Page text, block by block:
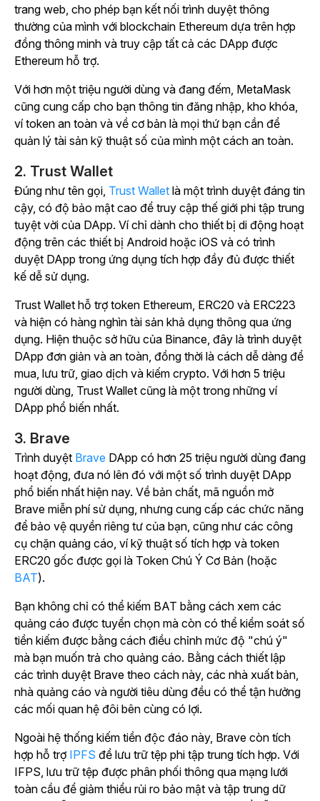
trang web, cho phép bạn kết nối trình duyệt thông
thường của mình với blockchain Ethereum dựa trên hợp
đồng thông minh và truy cập tất cả các DApp được
Ethereum hỗ trợ.
Với hơn một triệu người dùng và đang đếm, MetaMask
cũng cung cấp cho bạn thông tin đăng nhập, kho khóa,
ví token an toàn và về cơ bản là mọi thứ bạn cần để
quản lý tài sản kỹ thuật số của mình một cách an toàn.
2. Trust Wallet
Đúng như tên gọi, Trust Wallet là một trình duyệt đáng tin
cậy, có độ bảo mật cao để truy cập thế giới phi tập trung
tuyệt vời của DApp. Ví chỉ dành cho thiết bị di động hoạt
động trên các thiết bị Android hoặc iOS và có trình
duyệt DApp trong ứng dụng tích hợp đầy đủ được thiết
kế dễ sử dụng.
Trust Wallet hỗ trợ token Ethereum, ERC20 và ERC223
và hiện có hàng nghìn tài sản khả dụng thông qua ứng
dụng. Hiện thuộc sở hữu của Binance, đây là trình duyệt
DApp đơn giản và an toàn, đồng thời là cách dễ dàng để
mua, lưu trữ, giao dịch và kiếm crypto. Với hơn 5 triệu
người dùng, Trust Wallet cũng là một trong những ví
DApp phổ biến nhất.
3. Brave
Trình duyệt Brave DApp có hơn 25 triệu người dùng đang
hoạt động, đưa nó lên đó với một số trình duyệt DApp
phổ biến nhất hiện nay. Về bản chất, mã nguồn mở
Brave miễn phí sử dụng, nhưng cung cấp các chức năng
để bảo vệ quyền riêng tư của bạn, cũng như các công
cụ chặn quảng cáo, ví kỹ thuật số tích hợp và token
ERC20 gốc được gọi là Token Chú Ý Cơ Bản (hoặc
BAT).
Bạn không chỉ có thể kiếm BAT bằng cách xem các
quảng cáo được tuyển chọn mà còn có thể kiểm soát số
tiền kiếm được bằng cách điều chỉnh mức độ "chú ý"
mà bạn muốn trả cho quảng cáo. Bằng cách thiết lập
các trình duyệt Brave theo cách này, các nhà xuất bản,
nhà quảng cáo và người tiêu dùng đều có thể tận hưởng
các mối quan hệ đôi bên cùng có lợi.
Ngoài hệ thống kiếm tiền độc đáo này, Brave còn tích
hợp hỗ trợ IPFS để lưu trữ tệp phi tập trung tích hợp. Với
IFPS, lưu trữ tệp được phân phối thông qua mạng lưới
toàn cầu để giảm thiểu rủi ro bảo mật và tập trung dữ